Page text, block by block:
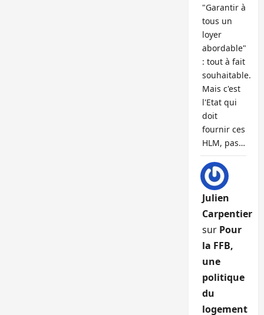
"Garantir à
tous un
loyer
abordable"
: tout à fait
souhaitable.
Mais c'est
l'Etat qui
doit
fournir ces
HLM, pas…
Julien
Carpentier
sur Pour
la FFB,
une
politique
du
logement